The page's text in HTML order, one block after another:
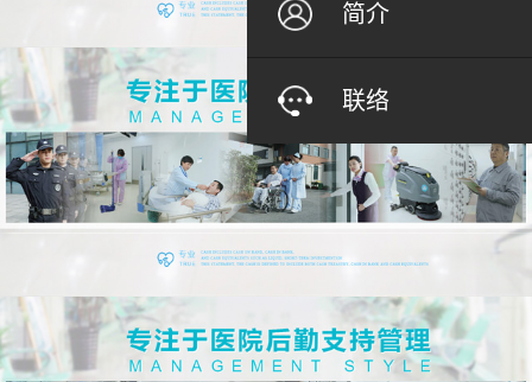
简介
联络